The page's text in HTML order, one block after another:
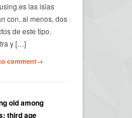
las islas
con, al menos, dos
de este tipo.
y […]
comment→
old among
third age